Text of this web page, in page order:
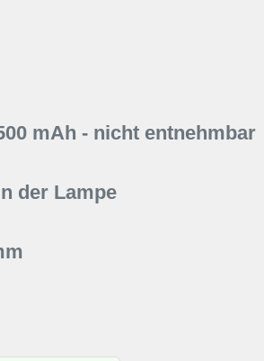
mAh - nicht entnehmbar
der Lampe